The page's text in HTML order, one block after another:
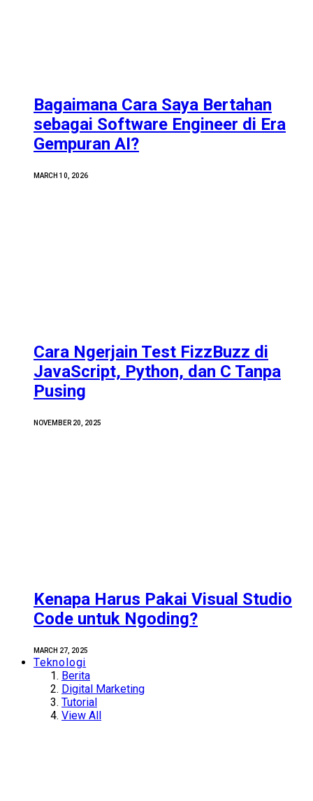
Bagaimana Cara Saya Bertahan
sebagai Software Engineer di Era
Gempuran AI?
MARCH 10, 2026
Cara Ngerjain Test FizzBuzz di
JavaScript, Python, dan C Tanpa
Pusing
NOVEMBER 20, 2025
Kenapa Harus Pakai Visual Studio
Code untuk Ngoding?
MARCH 27, 2025
Teknologi
Berita
Digital Marketing
Tutorial
View All